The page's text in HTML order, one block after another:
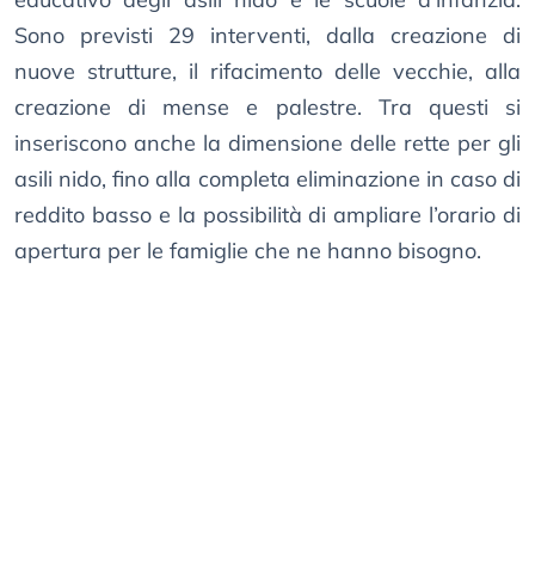
Sono previsti 29 interventi, dalla creazione di
nuove strutture, il rifacimento delle vecchie, alla
creazione di mense e palestre. Tra questi si
inseriscono anche la dimensione delle rette per gli
asili nido, fino alla completa eliminazione in caso di
reddito basso e la possibilità di ampliare l’orario di
apertura per le famiglie che ne hanno bisogno.